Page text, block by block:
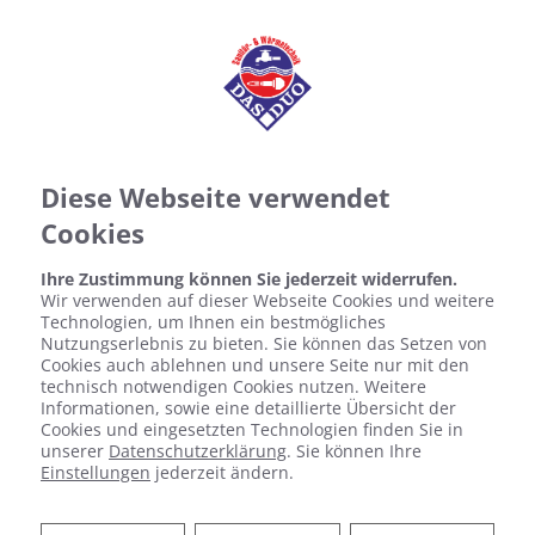
Fresh-up für Ihr Bad von
Meisterbetrieb R. Poschmann
Diese Webseite verwendet
Cookies
Ihre Zustimmung können Sie jederzeit widerrufen.
Wir verwenden auf dieser Webseite Cookies und weitere
Technologien, um Ihnen ein bestmögliches
Nutzungserlebnis zu bieten. Sie können das Setzen von
Cookies auch ablehnen und unsere Seite nur mit den
technisch notwendigen Cookies nutzen. Weitere
Informationen, sowie eine detaillierte Übersicht der
Cookies und eingesetzten Technologien finden Sie in
unserer Datenschutzerklärung. Sie können Ihre
Einstellungen jederzeit ändern.